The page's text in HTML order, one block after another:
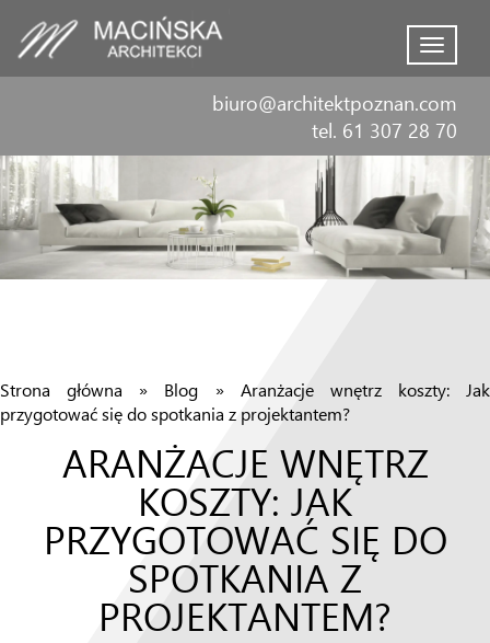
Menu
biuro@architektpoznan.com
tel. 61 307 28 70
Strona główna » Blog » Aranżacje wnętrz koszty: Jak
przygotować się do spotkania z projektantem?
ARANŻACJE WNĘTRZ
KOSZTY: JAK
PRZYGOTOWAĆ SIĘ DO
SPOTKANIA Z
PROJEKTANTEM?